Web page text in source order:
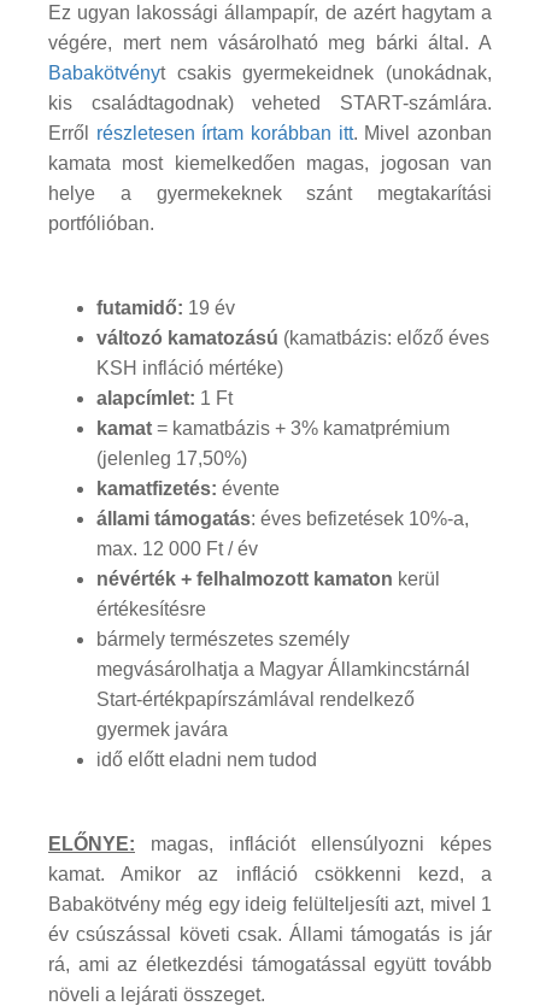
Ez ugyan lakossági állampapír, de azért hagytam a
végére, mert nem vásárolható meg bárki által. A
Babakötvényt csakis gyermekeidnek (unokádnak,
kis családtagodnak) veheted START-számlára.
Erről részletesen írtam korábban itt. Mivel azonban
kamata most kiemelkedően magas, jogosan van
helye a gyermekeknek szánt megtakarítási
portfólióban.
futamidő: 19 év
változó kamatozású (kamatbázis: előző éves
KSH infláció mértéke)
alapcímlet: 1 Ft
kamat = kamatbázis + 3% kamatprémium
(jelenleg 17,50%)
kamatfizetés: évente
állami támogatás: éves befizetések 10%-a,
max. 12 000 Ft / év
névérték + felhalmozott kamaton kerül
értékesítésre
bármely természetes személy
megvásárolhatja a Magyar Államkincstárnál
Start-értékpapírszámlával rendelkező
gyermek javára
idő előtt eladni nem tudod
ELŐNYE: magas, inflációt ellensúlyozni képes
kamat. Amikor az infláció csökkenni kezd, a
Babakötvény még egy ideig felülteljesíti azt, mivel 1
év csúszással követi csak. Állami támogatás is jár
rá, ami az életkezdési támogatással együtt tovább
növeli a lejárati összeget.